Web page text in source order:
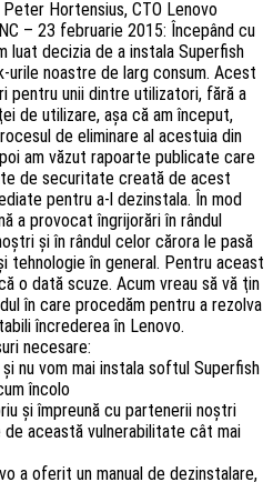
Hortensius, CTO Lenovo
– 23 februarie 2015: Începând cu
luat decizia de a instala Superfish
urile noastre de larg consum. Acest
pentru unii dintre utilizatori, fără a
de utilizare, aşa că am început,
de eliminare al acestuia din
am văzut rapoarte publicate care
de securitate creată de acest
pentru a-l dezinstala. În mod
a provocat îngrijorări în rândul
şi în rândul celor cărora le pasă
tehnologie în general. Pentru aceast
o dată scuze. Acum vreau să vă ţin
în care procedăm pentru a rezolva
încrederea în Lenovo.
necesare:
nu vom mai instala softul Superfish
încolo
şi împreună cu partenerii noştri
această vulnerabilitate cât mai
a oferit un manual de dezinstalare,